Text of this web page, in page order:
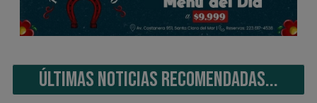
ÚLTIMAS NOTICIAS RECOMENDADAS...